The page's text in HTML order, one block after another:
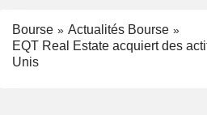
Bourse
Actualités Bourse
EQT Real Estate acquiert des
Unis